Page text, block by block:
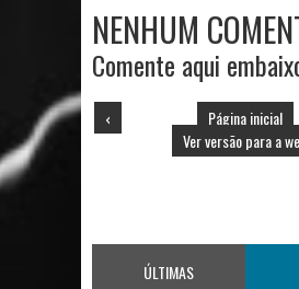
NENHUM
Comente aqui
‹
Página inicial
Ver versão para a
ÚLTIMAS